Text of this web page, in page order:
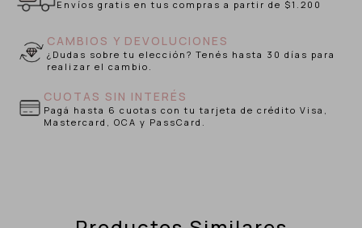
Envíos gratis en tus compras a partir de $1.200
CAMBIOS Y DEVOLUCIONES
¿Dudas sobre tu elección? Tenés hasta 30 días para
realizar el cambio.
CUOTAS SIN INTERÉS
Pagá hasta 6 cuotas con tu tarjeta de crédito Visa,
Mastercard, OCA y PassCard.